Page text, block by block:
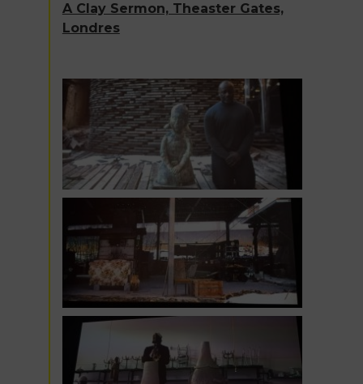
A Clay Sermon, Theaster Gates,
Londres